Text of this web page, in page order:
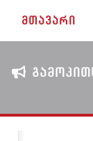
ᲛᲗᲐᲕᲐᲠᲘ